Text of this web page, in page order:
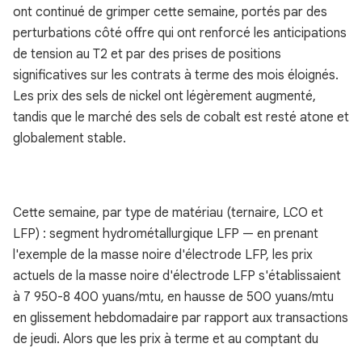
ont continué de grimper cette semaine, portés par des
perturbations côté offre qui ont renforcé les anticipations
de tension au T2 et par des prises de positions
significatives sur les contrats à terme des mois éloignés.
Les prix des sels de nickel ont légèrement augmenté,
tandis que le marché des sels de cobalt est resté atone et
globalement stable.
Cette semaine, par type de matériau (ternaire, LCO et
LFP) : segment hydrométallurgique LFP — en prenant
l'exemple de la masse noire d'électrode LFP, les prix
actuels de la masse noire d'électrode LFP s'établissaient
à 7 950-8 400 yuans/mtu, en hausse de 500 yuans/mtu
en glissement hebdomadaire par rapport aux transactions
de jeudi. Alors que les prix à terme et au comptant du